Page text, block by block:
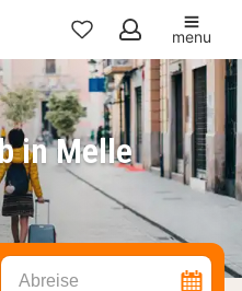
Meine
Favoriten
menu
in Melle
Abreise